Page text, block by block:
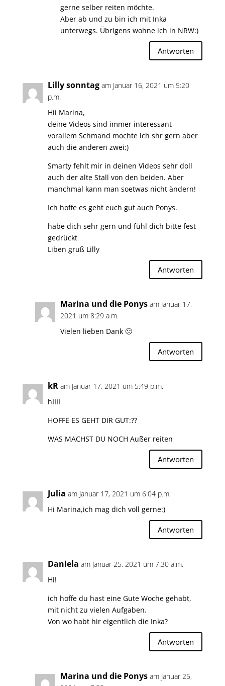
gerne selber reiten möchte.
Aber ab und zu bin ich mit Inka
unterwegs. Übrigens wohne ich in NRW:)
Antworten
Lilly sonntag am Januar 16, 2021 um 5:20
p.m.
Hii Marina,
deine Videos sind immer interessant
vorallem Schmand mochte ich shr gern aber
auch die anderen zwei;)
Smarty fehlt mir in deinen Videos sehr doll
auch der alte Stall von den beiden. Aber
manchmal kann man soetwas nicht ändern!
Ich hoffe es geht euch gut auch Ponys.
habe dich sehr gern und fühl dich bitte fest
gedrückt
Liben gruß Lilly
Antworten
Marina und die Ponys am Januar 17,
2021 um 8:29 a.m.
Vielen lieben Dank 🙂
Antworten
kR am Januar 17, 2021 um 5:49 p.m.
hIIII
HOFFE ES GEHT DIR GUT:??
WAS MACHST DU NOCH Außer reiten
Antworten
Julia am Januar 17, 2021 um 6:04 p.m.
Hi Marina,ich mag dich voll gerne:)
Antworten
Daniela am Januar 25, 2021 um 7:30 a.m.
Hi!
ich hoffe du hast eine Gute Woche gehabt,
mit nicht zu vielen Aufgaben.
Von wo habt hir eigentlich die Inka?
Antworten
Marina und die Ponys am Januar 25,